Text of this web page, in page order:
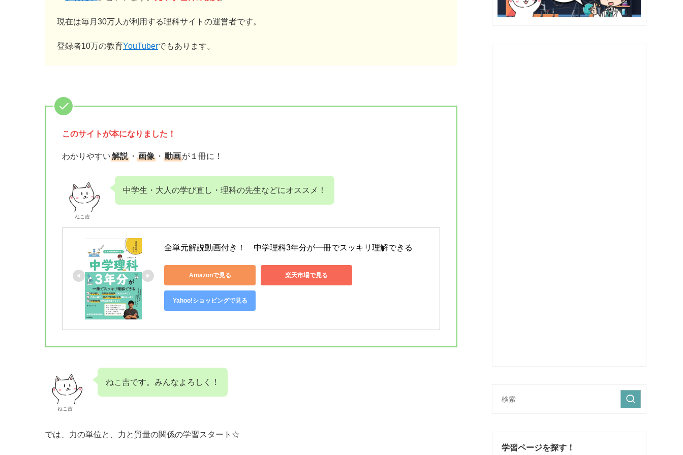
現在は毎月30万人が利用する理科サイトの運営者です。
登録者10万の教育YouTuberでもあります。
このサイトが本になりました！
わかりやすい解説 ・ 画像 ・ 動画が１冊に！
ねこ吉
中学生・大人の学び直し・理科の先生などにオススメ！
全単元解説動画付き！　中学理科3年分が一冊でスッキリ理解できる
Amazonで見る 楽天市場で見る
Yahoo!ショッピングで見る
ねこ吉
ねこ吉です。みんなよろしく！
では、力の単位と、力と質量の関係の学習スタート☆
学習ページを探す！